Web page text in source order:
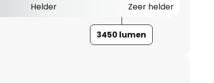
Helder Zeer helder
3450 lumen